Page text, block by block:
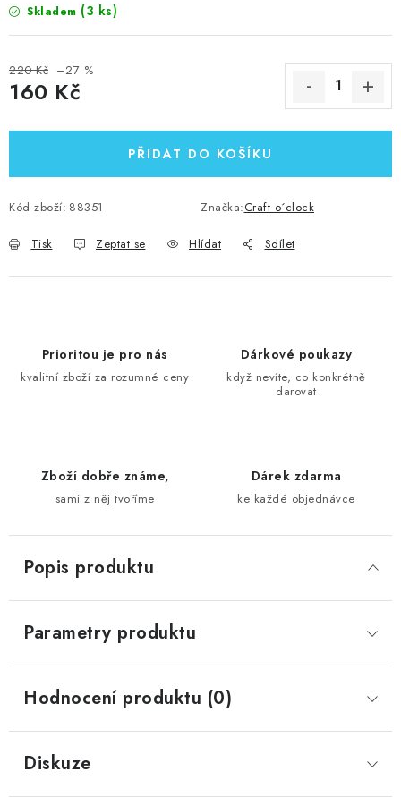
Skladem (3 ks)
220 Kč –27 %
160 Kč
PŘIDAT DO KOŠÍKU
Kód zboží: 88351 Značka:Craft o´clock
Tisk Zeptat se Hlídat Sdílet
Prioritou je pro nás
kvalitní zboží za rozumné ceny
Dárkové poukazy
když nevíte, co konkrétně
darovat
Zboží dobře známe,
sami z něj tvoříme
Dárek zdarma
ke každé objednávce
Popis produktu
Parametry produktu
Hodnocení produktu (0)
Diskuze